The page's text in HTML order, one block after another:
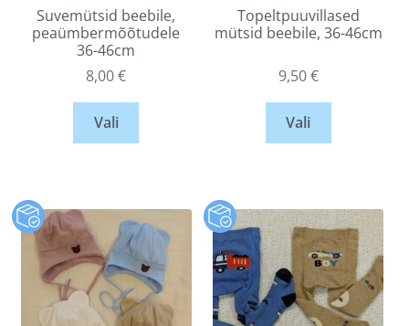
Suvemütsid beebile,
peaümbermõõtudele
36-46cm
8,00€
Vali
Topeltpuuvillased
mütsid beebile, 36-46cm
9,50€
Vali